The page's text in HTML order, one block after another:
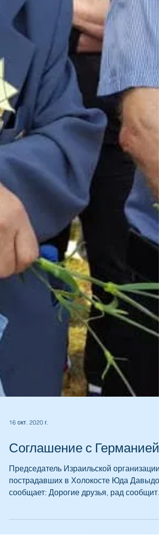
Паперному с 95-летием !
Уважаемый Эфраим Борисович
Паперный! Координационный Совет
организаций русскоязычных
соотечественников Израиля (КСОРС)
поздравляет Вас со...